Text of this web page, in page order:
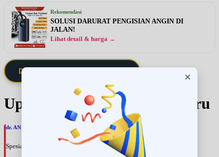
Rekomendasi
SOLUSI DARURAT PENGISIAN ANGIN DI
JALAN!
Lihat detail & harga →
Daftarkan Saya via Member VIP
Update Jadwal Dokter terbaru
dr. ANNA ARIANE, SpPDKR
Spesialis: Penyakit Dalam